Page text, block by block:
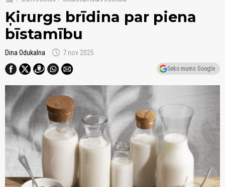
Ķirurgs brīdina par piena
bīstamību
Dina Odukalna schedule 7.nov 2025
Seko mums Google